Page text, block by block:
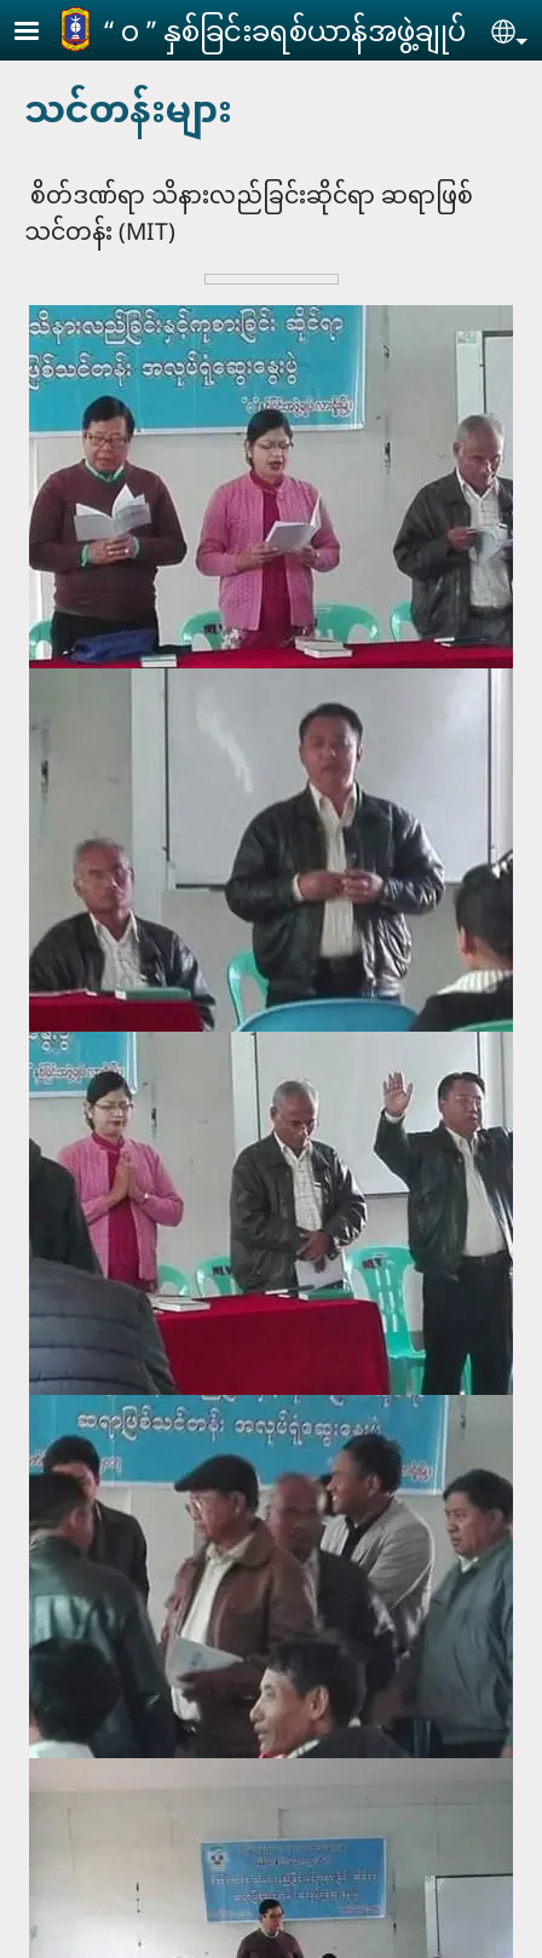
Skip to main content
‘‘ ဝ ’’ နှစ်ခြင်းခရစ်ယာန်အဖွဲ့ချုပ်
သင်တန်းများ
စိတ်ဒဏ်ရာ သိနားလည်ခြင်းဆိုင်ရာ ဆရာဖြစ်
သင်တန်း (MIT)